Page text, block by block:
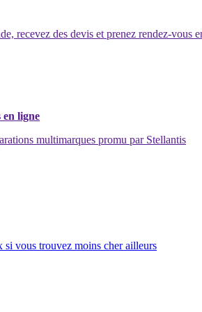
recevez des devis et prenez rendez-vous
en ligne
multimarques promu par Stellantis
si vous trouvez moins cher ailleurs